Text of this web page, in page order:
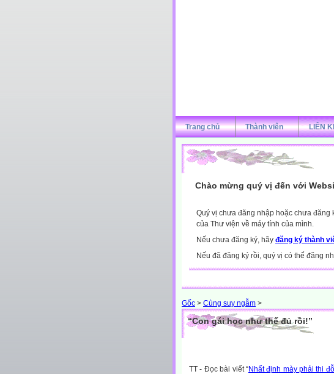
Trang chủ Thành viên LIÊN
Chào mừng quý vị đến với
Quý vị chưa đăng nhập hoặc chưa đăng
của Thư viện về máy tính của mình.
Nếu chưa đăng ký, hãy đăng ký thành
Nếu đã đăng ký rồi, quý vị có thể đăng
Gốc > Cùng suy ngẫm >
“Con gái học như thế đủ rồi!”
TT - Đọc bài viết “Nhất định mày phải thi